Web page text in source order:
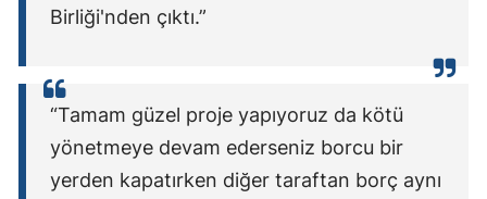
Birliği'nden çıktı.”
“Tamam güzel proje yapıyoruz da kötü
yönetmeye devam ederseniz borcu bir
yerden kapatırken diğer taraftan borç aynı